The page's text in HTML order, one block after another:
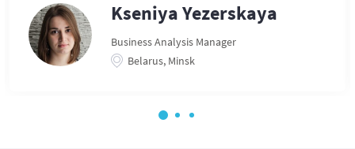
Kseniya Yezerskaya
Business Analysis Manager
Belarus, Minsk